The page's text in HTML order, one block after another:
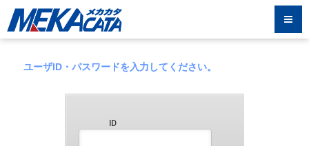
ユーザID・パスワードを入力してください。